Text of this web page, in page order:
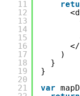
11
12
13
14
15
16
17
18
19
20
21
)
}
}
var